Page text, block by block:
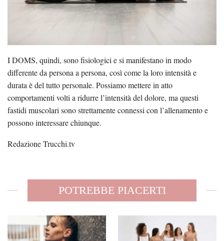
I DOMS, quindi, sono fisiologici e si manifestano in modo
differente da persona a persona, così come la loro intensità e
durata è del tutto personale. Possiamo mettere in atto
comportamenti volti a ridurre l’intensità del dolore, ma questi
fastidi muscolari sono strettamente connessi con l’allenamento e
possono interessare chiunque.
Redazione Trucchi.tv
POTREBBE PIACERTI